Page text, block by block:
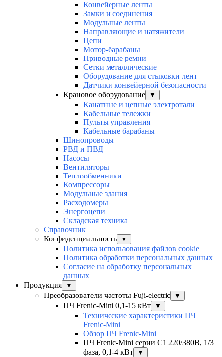
Конвейерные ленты
Замки и соединения
Модульные ленты
Направляющие и натяжители
Цепи
Мотор-барабаны
Приводные ремни
Сетки металлические
Оборудование для стыковки лент
Датчики конвейерной безопасности
Крановое оборудование
▼
Канатные и цепные электротали
Кабельные тележки
Пульты управления
Кабельные барабаны
Шинопроводы
РВД и ПВД
Насосы
Вентиляторы
Теплообменники
Компрессоры
Модульные здания
Расходомеры
Энергоцепи
Складская техника
Справочник
Конфиденциальность
▼
Политика использования файлов cookie
Политика обработки персональных данных
Согласие на обработку персональных
данных
Продукция
▼
Преобразователи частоты Fuji-electric ▼
ПЧ Frenic-Mini 0,1-15 кВт ▼
Технические характеристики ПЧ
Frenic-Mini
Обзор ПЧ Frenic-Mini
ПЧ Frenic-Mini серии C1 220/380В, 1/3
фаза, 0,1-4 кВт
▼